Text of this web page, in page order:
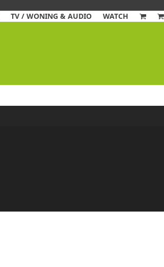
TV / WONING & AUDIO WATCH